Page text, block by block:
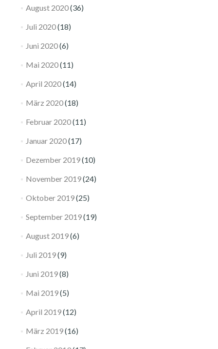
August 2020(36)
Juli 2020(18)
Juni 2020(6)
Mai 2020(11)
April 2020(14)
März 2020(18)
Februar 2020(11)
Januar 2020(17)
Dezember 2019(10)
November 2019(24)
Oktober 2019(25)
September 2019(19)
August 2019(6)
Juli 2019(9)
Juni 2019(8)
Mai 2019(5)
April 2019(12)
März 2019(16)